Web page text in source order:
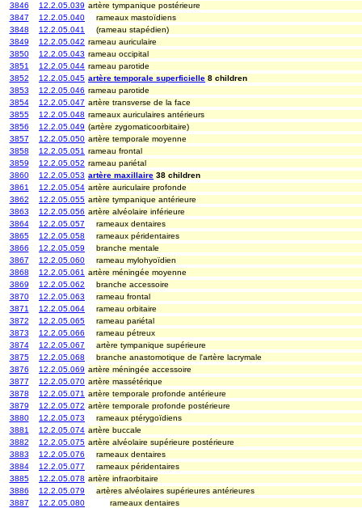
3846
12.2.05.039 artère tympanique postérieure
3847
12.2.05.040
rameaux mastoïdiens
3848
12.2.05.041
(rameau stapédien)
3849
12.2.05.042 rameau auriculaire
3850
12.2.05.043 rameau occipital
3851
12.2.05.044 rameau parotide
3852
12.2.05.045 artère temporale superficielle 8 children
3853
12.2.05.046 rameau parotide
3854
12.2.05.047 artère transverse de la face
3855
12.2.05.048 rameaux auriculaires antérieurs
3856
12.2.05.049 (artère zygomaticoorbitaire)
3857
12.2.05.050 artère temporale moyenne
3858
12.2.05.051 rameau frontal
3859
12.2.05.052 rameau pariétal
3860
12.2.05.053 artère maxillaire 38 children
3861
12.2.05.054 artère auriculaire profonde
3862
12.2.05.055 artère tympanique antérieure
3863
12.2.05.056 artère alvéolaire inférieure
3864
12.2.05.057
rameaux dentaires
3865
12.2.05.058
rameaux péridentaires
3866
12.2.05.059
branche mentale
3867
12.2.05.060
rameau mylohyoïdien
3868
12.2.05.061 artère méningée moyenne
3869
12.2.05.062
branche accessoire
3870
12.2.05.063
rameau frontal
3871
12.2.05.064
rameau orbitaire
3872
12.2.05.065
rameau pariétal
3873
12.2.05.066
rameau pétreux
3874
12.2.05.067
artère tympanique supérieure
3875
12.2.05.068
branche anastomotique de l'artère lacrymale
3876
12.2.05.069 artère méningée accessoire
3877
12.2.05.070 artère massétérique
3878
12.2.05.071 artère temporale profonde antérieure
3879
12.2.05.072 artère temporale profonde postérieure
3880
12.2.05.073
rameaux ptérygoïdiens
3881
12.2.05.074 artère buccale
3882
12.2.05.075 artère alvéolaire supérieure postérieure
3883
12.2.05.076
rameaux dentaires
3884
12.2.05.077
rameaux péridentaires
3885
12.2.05.078 artère infraorbitaire
3886
12.2.05.079
artères alvéolaires supérieures antérieures
3887
12.2.05.080
rameaux dentaires